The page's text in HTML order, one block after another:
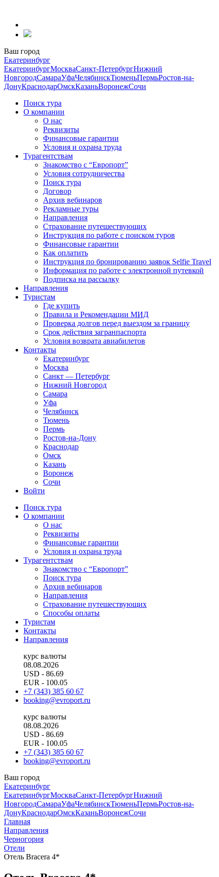
содержанию
Ваш город
Екатеринбург
ЕкатеринбургМоскваСанкт-ПетербургНижний
НовгородСамараУфаЧелябинскТюменьПермьРостов-на-
ДонуКраснодарОмскКазаньВоронежСочи
Поиск тура
О компании
О нас
Реквизиты
Финансовые гарантии
Условия и охрана труда
Турагентствам
Знакомство с “Европорт”
Условия сотрудничества
Поиск тура
Договор
Архив вебинаров
Рекламные туры
Направления
Страхование путешествующих
Инструкция по работе с поиском туров
Финансовые гарантии
Как оплатить
Инструкция по бронированию заявок Selfie Travel
Информация по работе с электронной путевкой
Подписка на рассылку
Направления
Туристам
Где купить
Правила и Рекомендации МИД
Проверка долгов перед выездом за границу
Срок действия загранпаспорта
Условия возврата авиабилетов
Контакты
Екатеринбург
Москва
Санкт — Петербург
Нижний Новгород
Самара
Уфа
Челябинск
Тюмень
Пермь
Ростов-на-Дону
Краснодар
Омск
Казань
Воронеж
Сочи
Войти
Поиск тура
О компании
О нас
Реквизиты
Финансовые гарантии
Условия и охрана труда
Турагентствам
Знакомство с “Европорт”
Поиск тура
Архив вебинаров
Направления
Страхование путешествующих
Способы оплаты
Туристам
Контакты
Направления
курс валюты
08.08.2026
USD - 86.69
EUR - 100.05
+7 (343) 385 60 67
booking@evroport.ru
курс валюты
08.08.2026
USD - 86.69
EUR - 100.05
+7 (343) 385 60 67
booking@evroport.ru
Ваш город
Екатеринбург
ЕкатеринбургМоскваСанкт-ПетербургНижний
НовгородСамараУфаЧелябинскТюменьПермьРостов-на-
ДонуКраснодарОмскКазаньВоронежСочи
Главная
Направления
Черногория
Отели
Отель Bracera 4*